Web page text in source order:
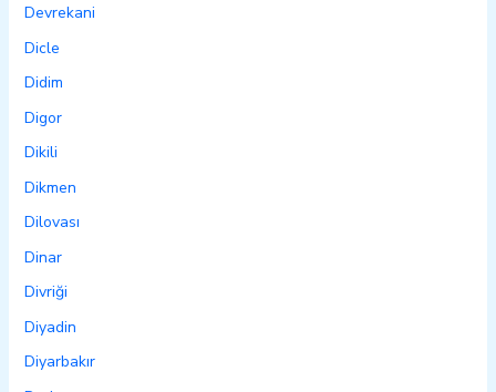
Devrekani
Dicle
Didim
Digor
Dikili
Dikmen
Dilovası
Dinar
Divriği
Diyadin
Diyarbakır